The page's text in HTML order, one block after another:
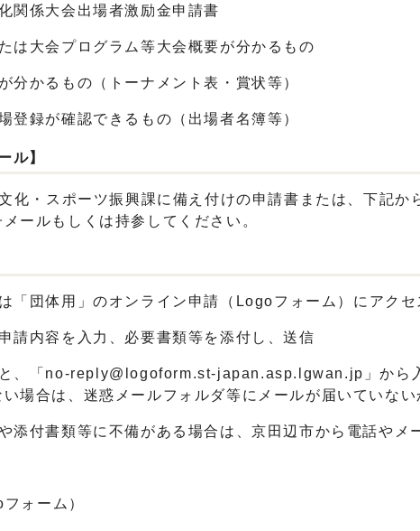
関係大会出場者激励金申請書
は大会プログラム等大会概要が分かるもの
かるもの（トーナメント表・賞状等）
録が確認できるもの（出場者名簿等）
ル】
・スポーツ振興課に備え付けの申請書または、下記
ールもしくは持参してください。
「団体用」のオンライン申請（Logoフォーム）にアクセ
請内容を入力、必要書類等を添付し、送信
、「 no-reply@logoform.st-japan.asp.lgwan.jp 」から
は、迷惑メールフォルダ等にメールが届いていない
付書類等に不備がある場合は、京田辺市から電話やメ
ォーム）